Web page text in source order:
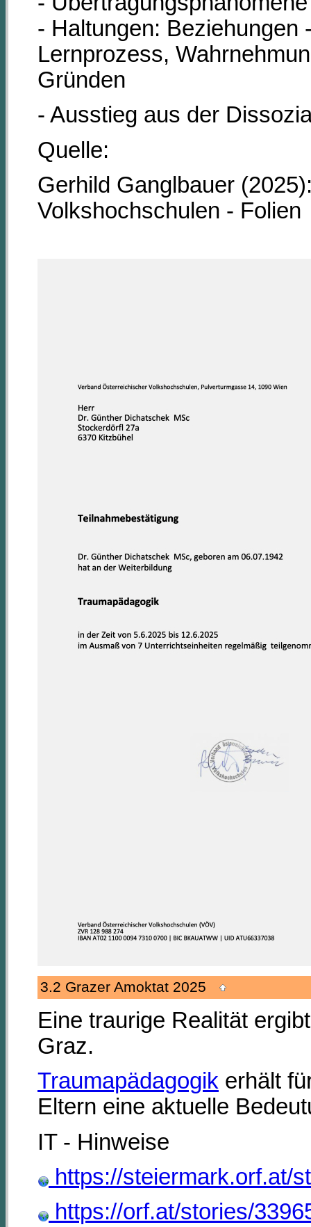
- Haltungen: Beziehungen
Lernprozess,
Gründen
- Ausstieg aus der
Quelle:
Gerhild Ganglbauer
Volkshochschulen - Folien
3.2 Grazer Amoktat 2025
Eine traurige Realität
Graz.
Traumapädagogik erhält
Eltern eine aktuelle
IT - Hinweise
https://steiermark.orf.at/
https://orf.at/stories/